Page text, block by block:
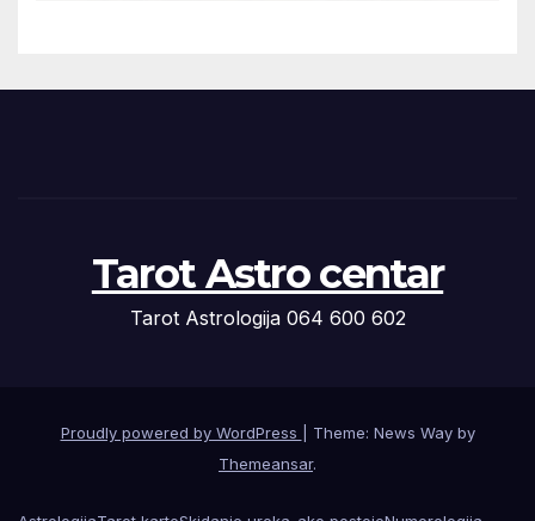
Tarot Astro centar
Tarot Astrologija 064 600 602
Proudly powered by WordPress
Theme: News Way by
Themeansar.